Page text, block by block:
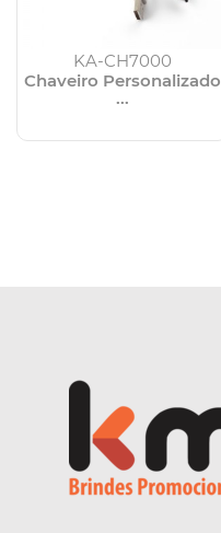
KA-CH7000
Chaveiro Personalizado
...